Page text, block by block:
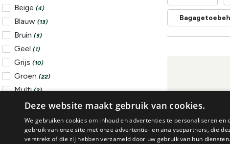
Beige (4)
Blauw (13)
Bruin (3)
Geel (1)
Grijs (10)
Groen (22)
Multi (2)
SHOW MORE
Arcteryx (7)
Deze website maakt gebruik van cookies.
We gebruiken cookies om inhoud en advertenties te personaliseren
gebruik van onze site met onze advertentie- en analysepartners, die
verstrekt of die zij hebben verzameld door uw gebruik van hun diensten.